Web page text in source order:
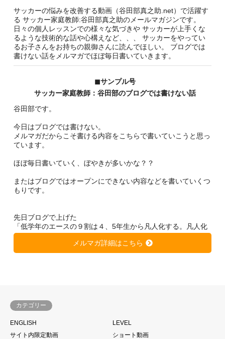
サッカーの悩みを改善する動画（谷田部真之助.net）で活躍す
る サッカー家庭教師:谷田部真之助のメールマガジンです。
日々の個人レッスンでの様々な気づきや サッカーが上手くな
るような技術的な話や心構えなど、、、 サッカーをやってい
るお子さんをお持ちの親御さんに読んでほしい。 ブログでは
書けない話をメルマガでほぼ毎日書いていきます。
◼︎サンプル号
サッカー家庭教師：谷田部のブログでは書けない話
谷田部です。
今日はブログでは書けない。
メルマガだからこそ書ける内容をこちらで書いていこうと思っ
ています。
ほぼ毎日書いていく、ぼやきが多いかな？？
またはブログではオープンにできない内容などを書いていくつ
もりです。
先日ブログで上げた
「低学年のエースの９割は４、5年生から凡人化する。凡人化
しないために、、、」
https://soccer-kateikyousi.com/daihyoublog/archives/7684.htm
l
す。
当たり前と言われるかもしれません。
メルマガ詳細はこちら
カテゴリー
ENGLISH
LEVEL
サイト内限定動画
ショート動画